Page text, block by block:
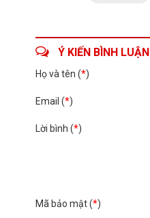
Ý KIẾN BÌNH LUẬN
Họ và tên (*)
Email (*)
Lời bình (*)
Mã bảo mật (*)